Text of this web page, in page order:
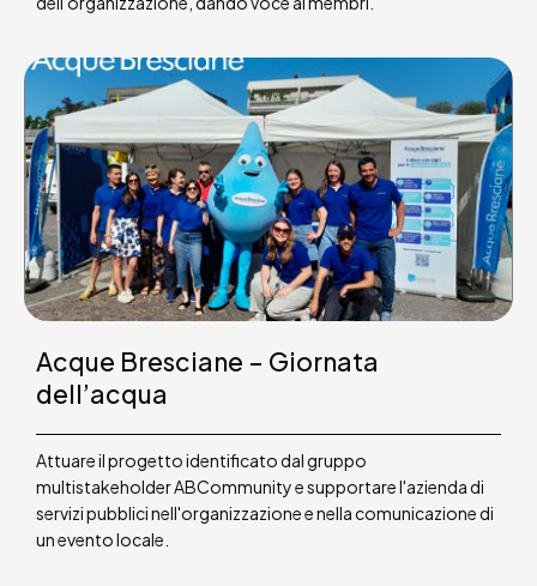
Acque Bresciane – Giornata
dell’acqua
Attuare il progetto identificato dal gruppo
multistakeholder ABCommunity e supportare l'azienda di
servizi pubblici nell'organizzazione e nella comunicazione di
un evento locale.